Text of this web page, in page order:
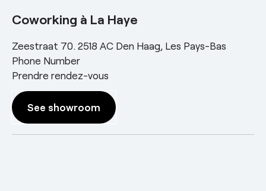
Coworking à La Haye
Zeestraat 70. 2518 AC Den Haag, Les Pays-Bas
Phone Number
Prendre rendez-vous
See showroom